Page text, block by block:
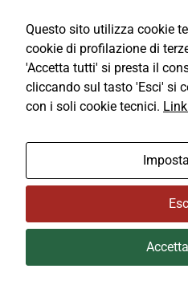
Viaggi e Vacanze
Ⓒ2026,
Cookie
Questo sito utilizza cookie
cookie di profilazione di
'Accetta tutti' si presta il
cliccando sul tasto 'Esci' si
con i soli cookie tecnici.